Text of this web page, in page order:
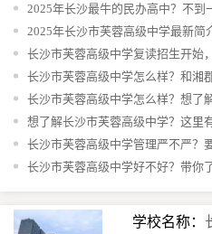
2025年长沙最牛的民办高中？不到
2025年长沙市芙蓉高级中学最新简
长沙市芙蓉高级中学复读招生开始
长沙市芙蓉高级中学怎么样？和湘
长沙市芙蓉高级中学怎么样？想了
想了解长沙市芙蓉高级中学？这里
长沙市芙蓉高级中学管理严不严？
长沙市芙蓉高级中学好不好？带你
学校名称：